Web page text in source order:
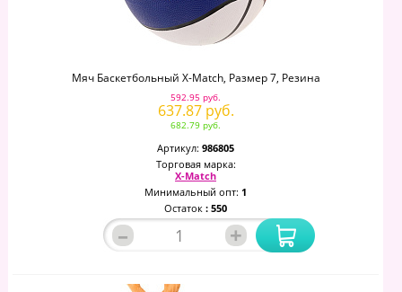
Мяч Баскетбольный Х-Маtch, Размер 7, Резина
592.95 руб.
637.87 руб.
682.79 руб.
Артикул: 986805
Торговая марка:
X-Match
Минимальный опт: 1
Остаток : 550
– +